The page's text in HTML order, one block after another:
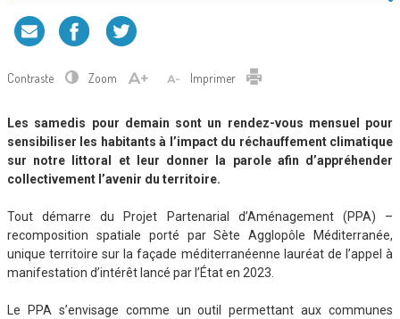
Contraste Zoom Imprimer
Les samedis pour demain sont un rendez-vous mensuel pour
sensibiliser les habitants à l’impact du réchauffement climatique
sur notre littoral et leur donner la parole afin d’appréhender
collectivement l’avenir du territoire.
Tout démarre du Projet Partenarial d’Aménagement (PPA) –
recomposition spatiale porté par Sète Agglopôle Méditerranée,
unique territoire sur la façade méditerranéenne lauréat de l’appel à
manifestation d’intérêt lancé par l’État en 2023.
Le PPA s’envisage comme un outil permettant aux communes